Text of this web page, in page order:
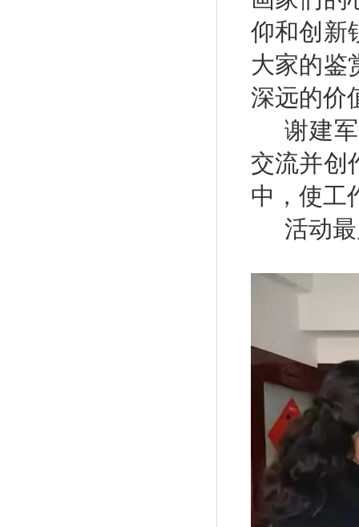
仰和创新
大家的鉴
深远的价
谢建
交流并创
中，使工
活动